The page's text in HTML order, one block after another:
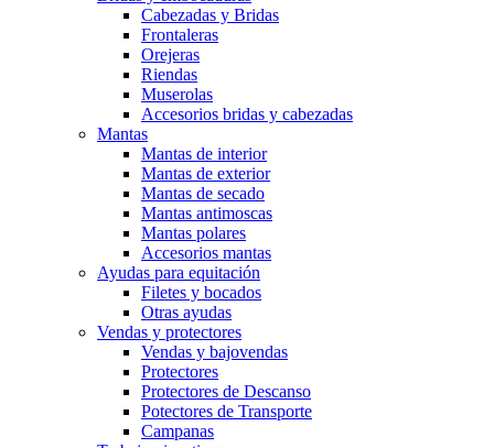
Cabezadas y Bridas
Frontaleras
Orejeras
Riendas
Muserolas
Accesorios bridas y cabezadas
Mantas
Mantas de interior
Mantas de exterior
Mantas de secado
Mantas antimoscas
Mantas polares
Accesorios mantas
Ayudas para equitación
Filetes y bocados
Otras ayudas
Vendas y protectores
Vendas y bajovendas
Protectores
Protectores de Descanso
Potectores de Transporte
Campanas